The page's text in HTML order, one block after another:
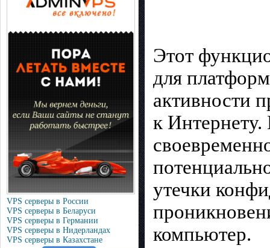
VPS серверы в России
VPS серверы в Беларуси
VPS серверы в Германии
VPS серверы в Нидерландах
VPS серверы в Казахстане
Этот
для
активности
к Интернету.
утечки
компьютер.